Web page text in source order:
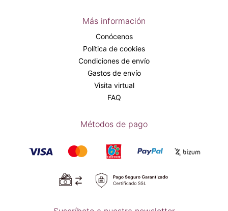
Más información
Conócenos
Política de cookies
Condiciones de envío
Gastos de envío
Visita virtual
FAQ
Métodos de pago